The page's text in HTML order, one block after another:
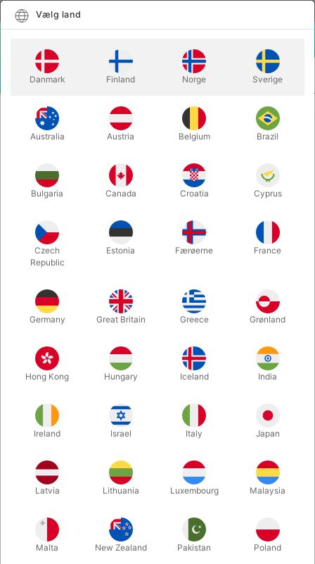
SECOND-HAND MAGIC THE END SILKETØRKLÆDE 45 X 45 cm.
THE END SILKETØRKLÆDE 45 X 45
cm.
Varenummer:
SECOND-HAND
Forstør
DKK 65,00/ stkinkl. moms
Vælg land
Danmark Finland Norge Sverige
Australia Austria Belgium Brazil
Bulgaria Canada Croatia Cyprus
Czech
Republic
Estonia Færøerne France
Germany Great Britain Greece Grønland
Hong Kong Hungary Iceland India
Ireland Israel Italy Japan
Latvia Lithuania Luxembourg Malaysia
Malta New Zealand Pakistan Poland